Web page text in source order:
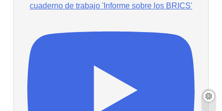
cuaderno de trabajo 'Informe sobre los BRICS'